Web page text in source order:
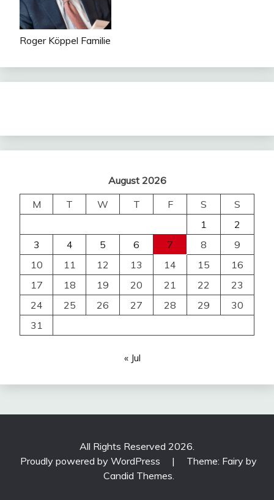
Roger Köppel Familie
August 2026
M
T W T F S
S
1
2
3
4 5 6 7 8
9
10
11 12 13 14 15
16
17
18 19 20 21 22
23
24
25 26 27 28 29
30
31
« Jul
All Rights Reserved 2026.
Proudly powered by WordPress
|
Theme: Fairy by
Candid Themes.